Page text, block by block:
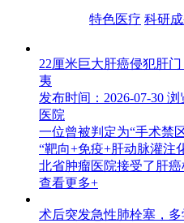
特色医疗 科研
22厘米巨大肝癌侵犯肝
夷
发布时间：2026-07-30 浏
医院
一位曾被判定为“手术禁
“靶向+免疫+肝动脉灌注
北省肿瘤医院接受了肝癌
查看更多+
术后突发急性肺栓塞，